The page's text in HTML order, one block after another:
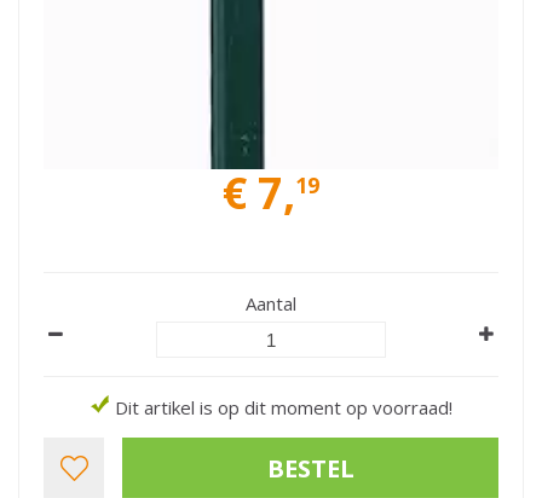
€ 7,19
Aantal
Dit artikel is op dit moment op voorraad!